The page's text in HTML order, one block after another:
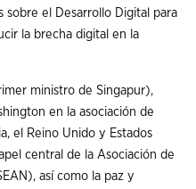
sobre el Desarrollo Digital para
la brecha digital en la
ministro de Singapur),
en la asociación de
el Reino Unido y Estados
central de la Asociación de
así como la paz y